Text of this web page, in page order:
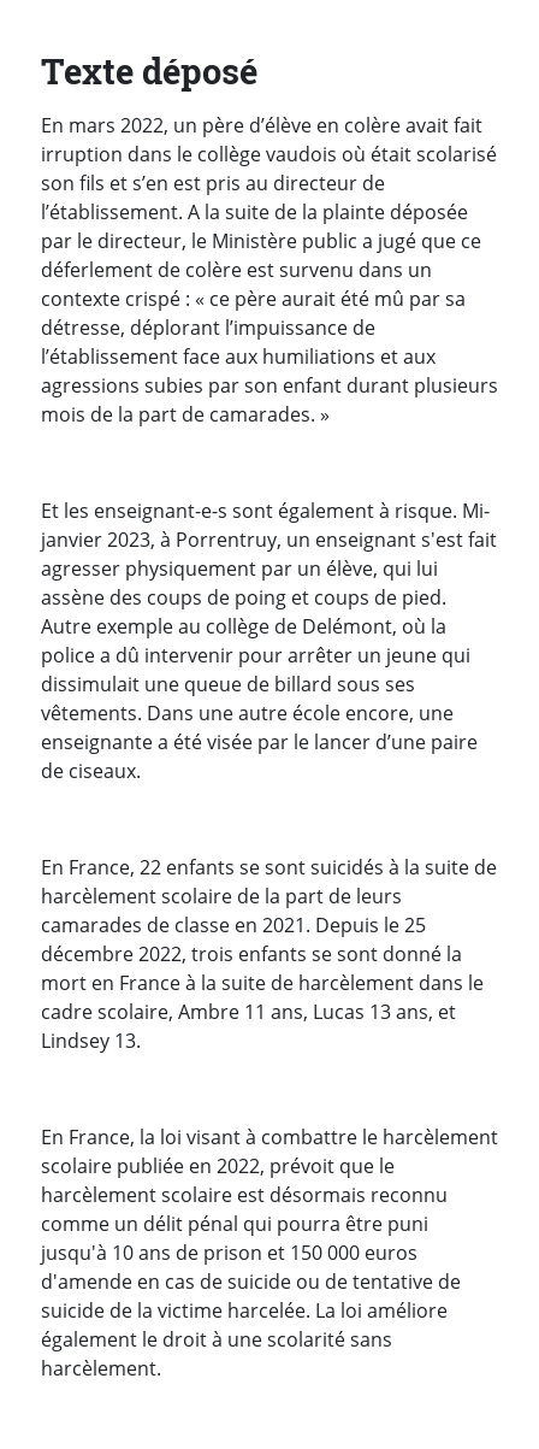
Texte déposé
En mars 2022, un père d’élève en colère avait fait
irruption dans le collège vaudois où était scolarisé
son fils et s’en est pris au directeur de
l’établissement. A la suite de la plainte déposée
par le directeur, le Ministère public a jugé que ce
déferlement de colère est survenu dans un
contexte crispé : « ce père aurait été mû par sa
détresse, déplorant l’impuissance de
l’établissement face aux humiliations et aux
agressions subies par son enfant durant plusieurs
mois de la part de camarades. »
Et les enseignant-e-s sont également à risque. Mi-
janvier 2023, à Porrentruy, un enseignant s'est fait
agresser physiquement par un élève, qui lui
assène des coups de poing et coups de pied.
Autre exemple au collège de Delémont, où la
police a dû intervenir pour arrêter un jeune qui
dissimulait une queue de billard sous ses
vêtements. Dans une autre école encore, une
enseignante a été visée par le lancer d’une paire
de ciseaux.
En France, 22 enfants se sont suicidés à la suite de
harcèlement scolaire de la part de leurs
camarades de classe en 2021. Depuis le 25
décembre 2022, trois enfants se sont donné la
mort en France à la suite de harcèlement dans le
cadre scolaire, Ambre 11 ans, Lucas 13 ans, et
Lindsey 13.
En France, la loi visant à combattre le harcèlement
scolaire publiée en 2022, prévoit que le
harcèlement scolaire est désormais reconnu
comme un délit pénal qui pourra être puni
jusqu'à 10 ans de prison et 150 000 euros
d'amende en cas de suicide ou de tentative de
suicide de la victime harcelée. La loi améliore
également le droit à une scolarité sans
harcèlement.